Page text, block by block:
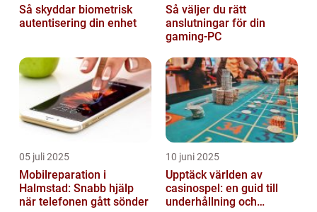
Så skyddar biometrisk
autentisering din enhet
Så väljer du rätt
anslutningar för din
gaming-PC
05 juli 2025
Mobilreparation i
Halmstad: Snabb hjälp
när telefonen gått sönder
10 juni 2025
Upptäck världen av
casinospel: en guid till
underhållning och